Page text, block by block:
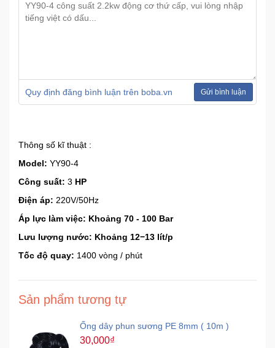
Quy định đăng bình luận trên boba.vn Gửi bình luận
Thông số kĩ thuật :
Model: YY90-4
Công suất: 3 HP
Điện áp: 220V/50Hz
Áp lực làm việc: Khoảng 70 - 100 Bar
Lưu lượng nước: Khoảng 12−13 lít/p
Tốc độ quay: 1400 vòng / phút
Sản phẩm tương tự
Ống dây phun sương PE 8mm ( 10m )
30,000₫